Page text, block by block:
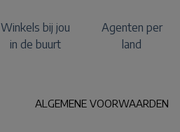
Winkels bij jou
in de buurt
Agenten per
land
ALGEMENE VOORWAARDEN